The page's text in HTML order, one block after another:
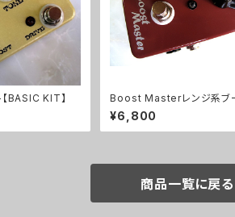
BASIC KIT】
Boost Masterレンジ系ブ
ーキット【BASIC KIT】
¥6,800
商品一覧に戻る